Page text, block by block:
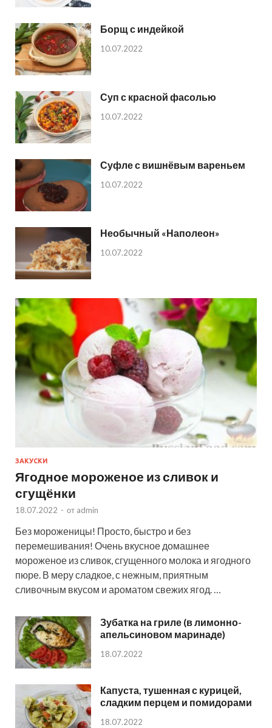
Борщ с индейкой
10.07.2022
Суп с красной фасолью
10.07.2022
Суфле с вишнёвым вареньем
10.07.2022
Необычный «Наполеон»
10.07.2022
ЗАКУСКИ
Ягодное мороженое из сливок и
сгущёнки
18.07.2022 - от admin
Без мороженицы! Просто, быстро и без
перемешивания! Очень вкусное домашнее
мороженое из сливок, сгущенного молока и ягодного
пюре. В меру сладкое, с нежным, приятным
сливочным вкусом и ароматом свежих ягод. …
Зубатка на гриле (в лимонно-
апельсиновом маринаде)
18.07.2022
Капуста, тушенная с курицей,
сладким перцем и помидорами
18.07.2022